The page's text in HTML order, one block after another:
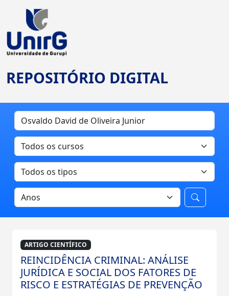
REPOSITÓRIO DIGITAL
ARTIGO CIENTÍFICO
REINCIDÊNCIA CRIMINAL: ANÁLISE
JURÍDICA E SOCIAL DOS FATORES DE
RISCO E ESTRATÉGIAS DE PREVENÇÃO